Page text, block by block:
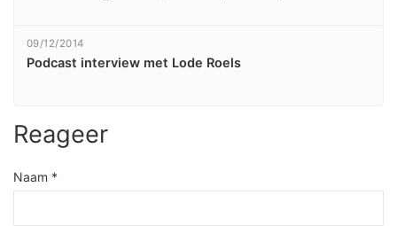
09/12/2014
Podcast interview met Lode Roels
Reageer
Naam *